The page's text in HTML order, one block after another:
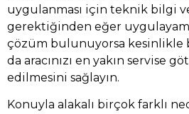
uygulanması için teknik bilgi
gerektiğinden eğer
çözüm bulunuyorsa kesinlikle
da aracınızı en yakın servise
edilmesini sağlayın.
Konuyla alakalı birçok farklı